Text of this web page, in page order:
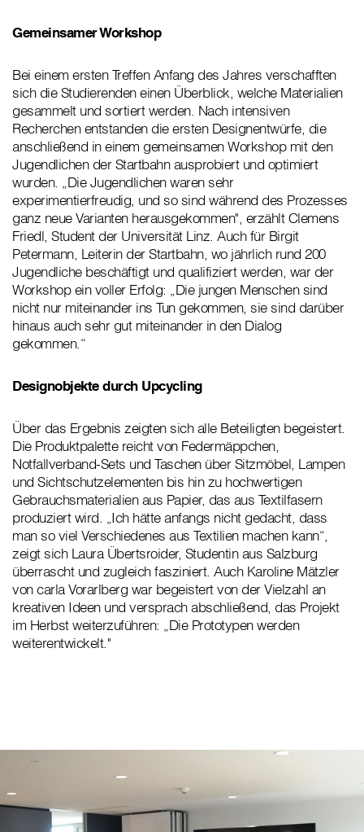
Gemeinsamer Workshop
Bei einem ersten Treffen Anfang des Jahres verschafften
sich die Studierenden einen Überblick, welche Materialien
gesammelt und sortiert werden. Nach intensiven
Recherchen entstanden die ersten Designentwürfe, die
anschließend in einem gemeinsamen Workshop mit den
Jugendlichen der Startbahn ausprobiert und optimiert
wurden. „Die Jugendlichen waren sehr
experimentierfreudig, und so sind während des Prozesses
ganz neue Varianten herausgekommen", erzählt Clemens
Friedl, Student der Universität Linz. Auch für Birgit
Petermann, Leiterin der Startbahn, wo jährlich rund 200
Jugendliche beschäftigt und qualifiziert werden, war der
Workshop ein voller Erfolg: „Die jungen Menschen sind
nicht nur miteinander ins Tun gekommen, sie sind darüber
hinaus auch sehr gut miteinander in den Dialog
gekommen.“
Designobjekte durch Upcycling
Über das Ergebnis zeigten sich alle Beteiligten begeistert.
Die Produktpalette reicht von Federmäppchen,
Notfallverband-Sets und Taschen über Sitzmöbel, Lampen
und Sichtschutzelementen bis hin zu hochwertigen
Gebrauchsmaterialien aus Papier, das aus Textilfasern
produziert wird. „Ich hätte anfangs nicht gedacht, dass
man so viel Verschiedenes aus Textilien machen kann“,
zeigt sich Laura Übertsroider, Studentin aus Salzburg
überrascht und zugleich fasziniert. Auch Karoline Mätzler
von carla Vorarlberg war begeistert von der Vielzahl an
kreativen Ideen und versprach abschließend, das Projekt
im Herbst weiterzuführen: „Die Prototypen werden
weiterentwickelt."